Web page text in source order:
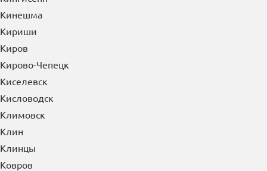
Кинешма
Кириши
Киров
Кирово-Чепецк
Киселевск
Кисловодск
Климовск
Клин
Клинцы
Ковров